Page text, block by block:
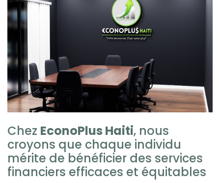
Chez EconoPlus Haiti, nous
croyons que chaque individu
mérite de bénéficier des services
financiers efficaces et équitables